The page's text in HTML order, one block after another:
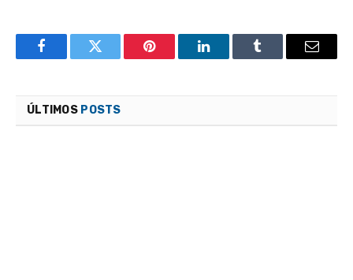
FacebookTwitter Pinterest LinkedInTumblr Email
ÚLTIMOS POSTS